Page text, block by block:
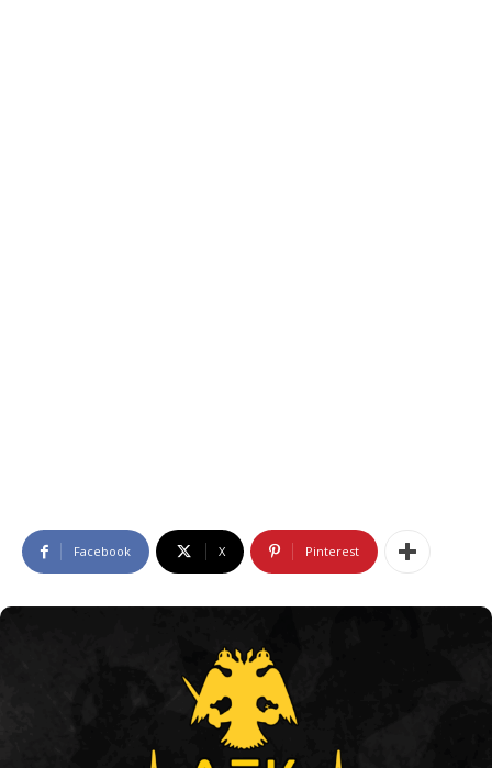
Facebook X Pinterest